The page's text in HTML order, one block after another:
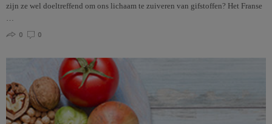
zijn ze wel doeltreffend om ons lichaam te zuiveren van gifstoffen? Het Franse
0
0